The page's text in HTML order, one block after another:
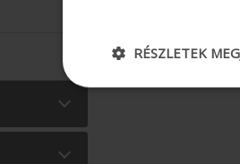
RÉSZLETEK